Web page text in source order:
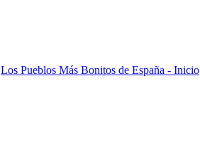
Los Pueblos Más Bonitos de España - Inicio